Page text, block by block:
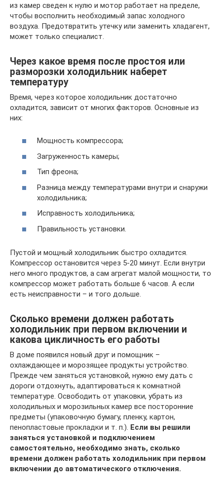
из камер сведен к нулю и мотор работает на пределе,
чтобы восполнить необходимый запас холодного
воздуха. Предотвратить утечку или заменить хладагент,
может только специалист.
Через какое время после простоя или
разморозки холодильник наберет
температуру
Время, через которое холодильник достаточно
охладится, зависит от многих факторов. Основные из
них:
Мощность компрессора;
Загруженность камеры;
Тип фреона;
Разница между температурами внутри и снаружи
холодильника;
Исправность холодильника;
Правильность установки.
Пустой и мощный холодильник быстро охладится.
Компрессор остановится через 5-20 минут. Если внутри
него много продуктов, а сам агрегат малой мощности, то
компрессор может работать больше 6 часов. А если
есть неисправности – и того дольше.
Сколько времени должен работать
холодильник при первом включении и
какова цикличность его работы
В доме появился новый друг и помощник ­–
охлаждающее и морозящее продукты устройство.
Прежде чем заняться установкой, нужно ему дать с
дороги отдохнуть, адаптироваться к комнатной
температуре. Освободить от упаковки, убрать из
холодильных и морозильных камер все посторонние
предметы (упаковочную бумагу, пленку, картон,
пенопластовые прокладки и т. п.). Если вы решили
заняться установкой и подключением
самостоятельно, необходимо знать, сколько
времени должен работать холодильник при первом
включении до автоматического отключения.